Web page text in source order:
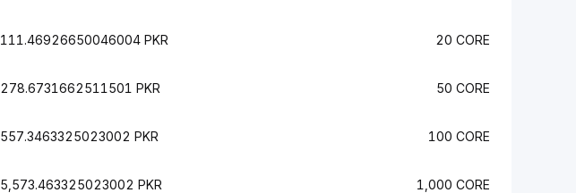
111.46926650046004 PKR 20 CORE
278.6731662511501 PKR 50 CORE
557.3463325023002 PKR 100 CORE
5,573.463325023002 PKR 1,000 CORE